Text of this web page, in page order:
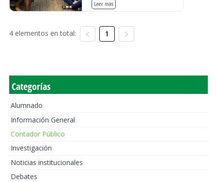
Leer más
4 elementos en total: 1
Categorías
Alumnado
Información General
Contador Público
Investigación
Noticias institucionales
Debates